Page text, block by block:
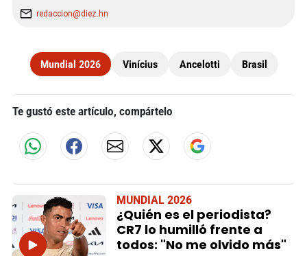
redaccion@diez.hn
Mundial 2026 Vinícius Ancelotti Brasil
Te gustó este artículo, compártelo
MUNDIAL 2026
¿Quién es el periodista?
CR7 lo humilló frente a
todos: "No me olvido más"